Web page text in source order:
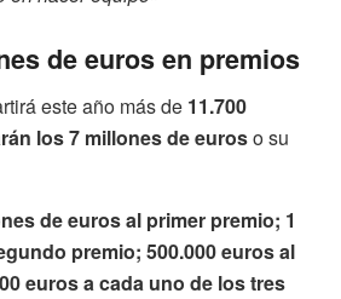
de euros en premios
este año más de 11.700
los 7 millones de euroso su
de euros al primer premio; 1
premio; 500.000 euros al
euros a cada uno de los tres